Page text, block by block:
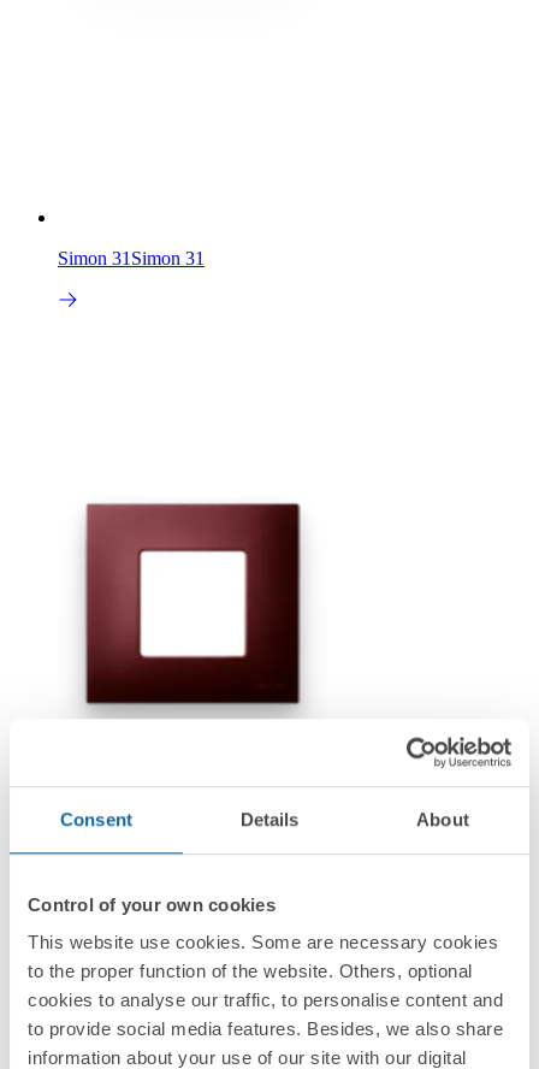
Consent Details About
Control of your own cookies
This website use cookies. Some are necessary cookies
to the proper function of the website. Others, optional
cookies to analyse our traffic, to personalise content and
to provide social media features. Besides, we also share
information about your use of our site with our digital
Simon 31 Simon 31